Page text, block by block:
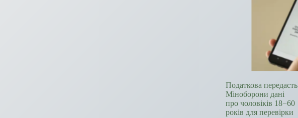
Податкова передасть
Міноборони дані
про чоловіків 18−60
років для перевірки